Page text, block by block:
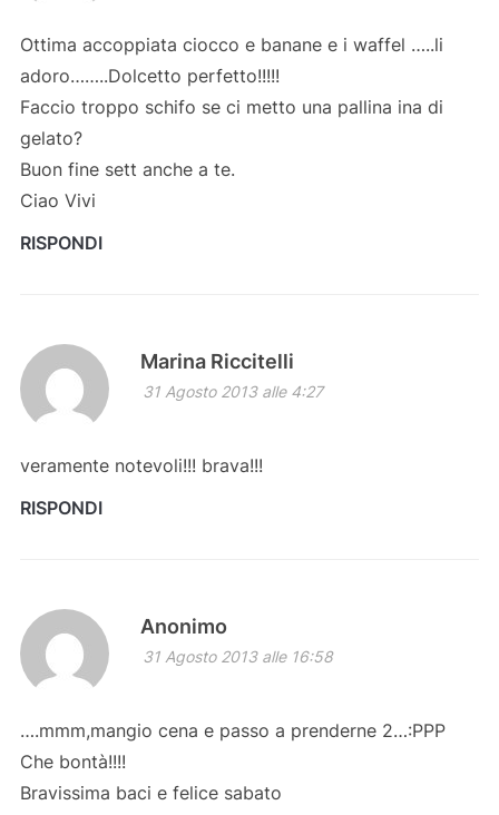
Ottima accoppiata ciocco e banane e i waffel …..li
adoro……..Dolcetto perfetto!!!!!
Faccio troppo schifo se ci metto una pallina ina di
gelato?
Buon fine sett anche a te.
Ciao Vivi
RISPONDI
Marina Riccitelli
31 Agosto 2013 alle 4:27
veramente notevoli!!! brava!!!
RISPONDI
Anonimo
31 Agosto 2013 alle 16:58
….mmm,mangio cena e passo a prenderne 2…:PPP
Che bontà!!!!
Bravissima baci e felice sabato